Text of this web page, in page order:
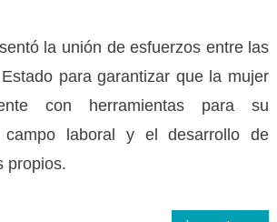
la unión de esfuerzos entre las
para garantizar que la mujer
con herramientas para su
laboral y el desarrollo de
propios.